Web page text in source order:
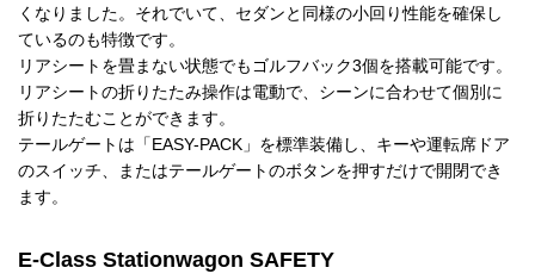
くなりました。それでいて、セダンと同様の小回り性能を確保し
ているのも特徴です。
リアシートを畳まない状態でもゴルフバック3個を搭載可能です。
リアシートの折りたたみ操作は電動で、シーンに合わせて個別に
折りたたむことができます。
テールゲートは「EASY-PACK」を標準装備し、キーや運転席ドア
のスイッチ、またはテールゲートのボタンを押すだけで開閉でき
ます。
E-Class Stationwagon SAFETY